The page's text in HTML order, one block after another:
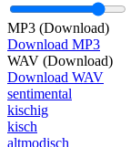
MP3 (Download)
Download MP3
WAV (Download)
Download WAV
sentimental
kischig
kisch
altmodisch